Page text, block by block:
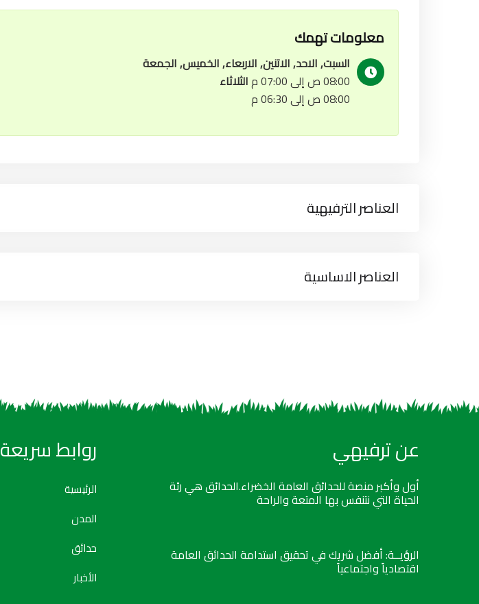
معلومات تهمك
السبت, الاحد, الاتنين, الاربعاء, الخميس, الجمعة
08:00 ص إلى 07:00 م
الثلاثاء
08:00 ص إلى 06:30 م
العناصر الترفيهية
العناصر الاساسية
عن ترفيهي
أول وأكبر منصة للحدائق العامة الخضراء.الحدائق هي رئة
الحياة التي نتنفس بها المتعة والراحة
الرؤيــة: أفضل شريك في تحقيق استدامة الحدائق العامة
اقتصادياً واجتماعياً
روابط سريعة
الرئيسية
المدن
حدائق
الأخبار